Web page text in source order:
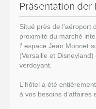
Präsentation der
Situé près de l'aéroport
proximité du marché
l' espace Jean Monnet
(Versaille et
verdoyant.
L'hôtel a été
à vos besoins d'affaires